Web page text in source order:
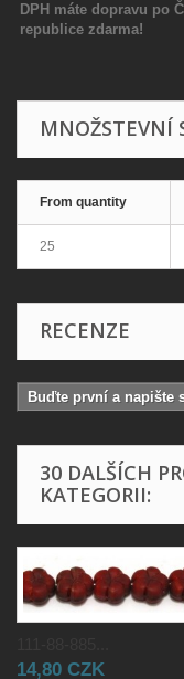
DPH máte dopravu po
republice zdarma!
MNOŽSTEVNÍ
From quantity
25
RECENZE
Buďte první a napište
30 DALŠÍCH
KATEGORII:
14,80 CZK